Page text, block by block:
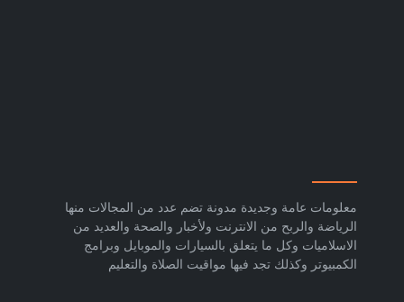
معلومات عامة وجديدة مدونة تضم عدد من المجالات منها
الرياضة والربح من الانترنت ولأخبار والصحة والعديد من
الاسلاميات وكل ما يتعلق بالسيارات والموبايل وبرامج
الكمبيوتر وكذلك تجد فيها مواقيت الصلاة والتعليم